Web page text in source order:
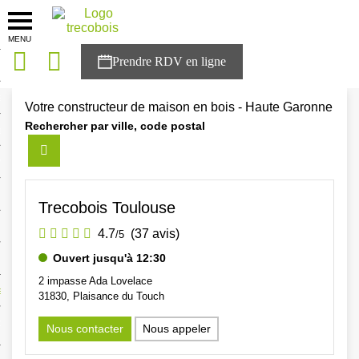
MENU
solutions
à NESTOR
Accueil >Agences>Occitanie>Haute Garonne
Votre constructeur de maison en bois - Haute Garonne
Rechercher par ville, code postal
Trecobois Toulouse
4.7/5 (37 avis)
Ouvert jusqu'à 12:30
2 impasse Ada Lovelace
31830, Plaisance du Touch
Nous contacter Nous appeler